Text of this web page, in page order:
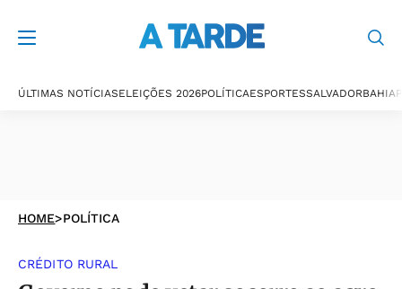
ÚLTIMAS NOTÍCIASELEIÇÕES 2026POLÍTICAESPORTESSALVADORBAHIA
HOME>POLÍTICA
CRÉDITO RURAL